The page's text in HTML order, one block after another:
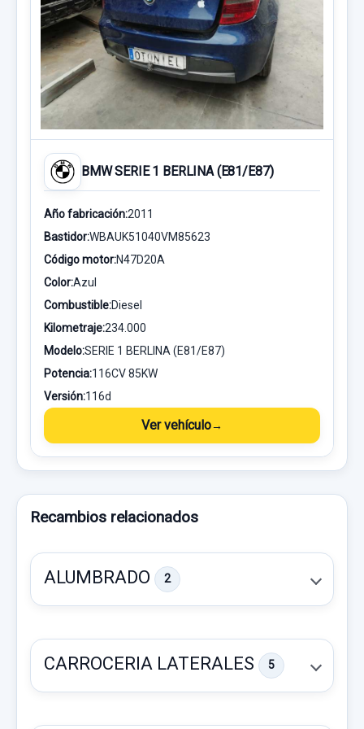
BMW SERIE 1 BERLINA (E81/E87)
Año fabricación:2011
Bastidor:WBAUK51040VM85623
Código motor:N47D20A
Color:Azul
Combustible:Diesel
Kilometraje:234.000
Modelo:SERIE 1 BERLINA (E81/E87)
Potencia:116CV 85KW
Versión:116d
Ver vehículo
Recambios relacionados
ALUMBRADO 2
CARROCERIA LATERALES 5